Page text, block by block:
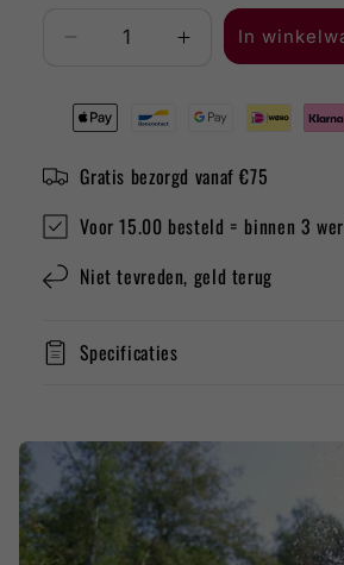
Aantal
voor
Arione
Spumante
Aantal
Arione
Spumante
In
Gratis bezorgd vanaf €75
Voor 15.00 besteld = binnen 3
Niet tevreden, geld terug
Specificaties